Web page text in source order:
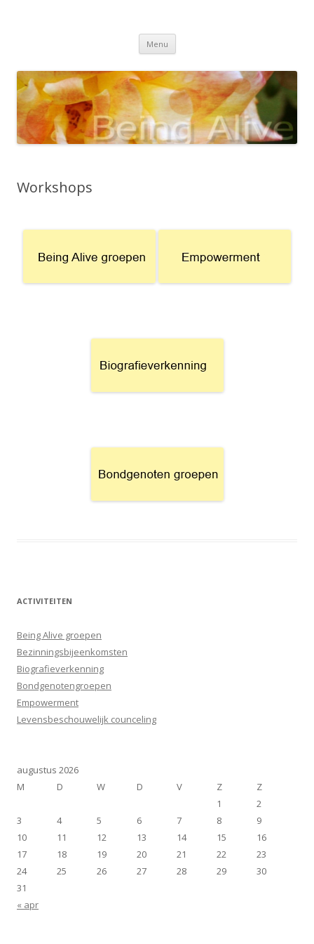
Menu Spring naar de inhoud
Workshops
ACTIVITEITEN
Being Alive groepen
Bezinningsbijeenkomsten
Biografieverkenning
Bondgenotengroepen
Empowerment
Levensbeschouwelijk counceling
augustus 2026
M
D W D V Z Z
« apr
1
2
3
4 5 6 7 8
9
10
11 12 13 14 15
16
17
18 19 20 21 22
23
24
25 26 27 28 29
30
31